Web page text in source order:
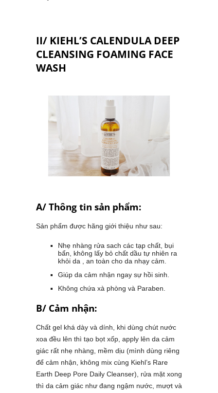
II/ KIEHL’S CALENDULA DEEP
CLEANSING FOAMING FACE
WASH
A/ Thông tin sản phẩm:
Sản phẩm được hãng giới thiệu như sau:
Nhẹ nhàng rửa sach các tạp chất, bụi
bẩn, không lấy bỏ chất dầu tự nhiên ra
khỏi da , an toàn cho da nhạy cảm.
Giúp da cảm nhận ngay sự hồi sinh.
Không chứa xà phòng và Paraben.
B/ Cảm nhận:
Chất gel khá dày và dính, khi dùng chút nước
xoa đều lên thì tạo bọt xốp, apply lên da cảm
giác rất nhẹ nhàng, mềm dịu (mình dùng riêng
để cảm nhận, không mix cùng Kiehl’s Rare
Earth Deep Pore Daily Cleanser), rửa mặt xong
thì da cảm giác như đang ngậm nước, mượt và